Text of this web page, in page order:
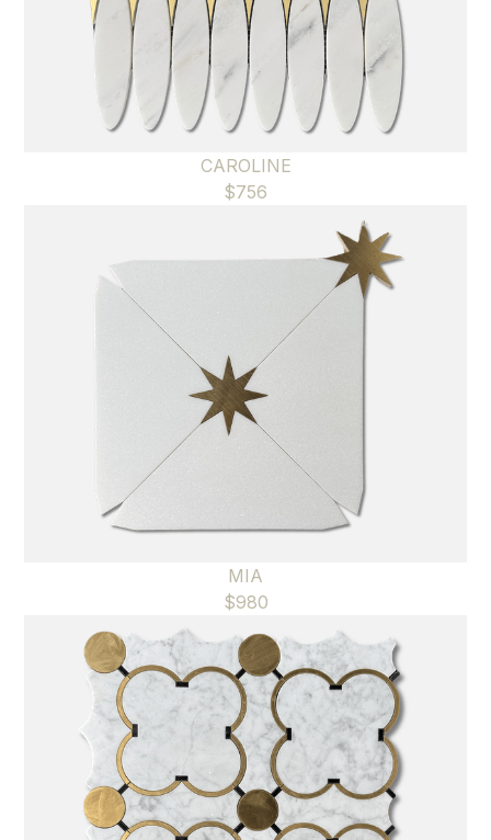
CAROLINE
$756
MIA
$980